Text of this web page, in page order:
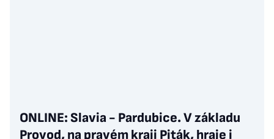
ONLINE: Slavia - Pardubice. V základu
Provod, na pravém kraji Piták, hraje i